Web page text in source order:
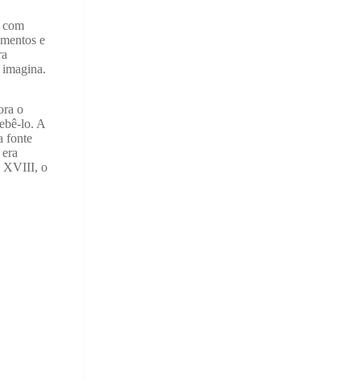
com
e
imagina.
o
lo. A
fonte
XVIII, o